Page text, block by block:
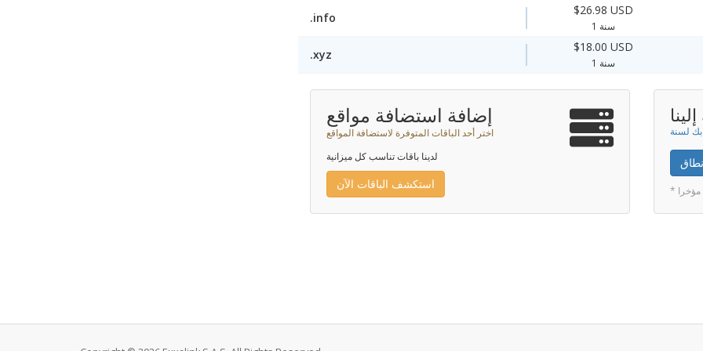
.info
$26.98 USD
1 سنة
.xyz
$18.00 USD
1 سنة
إضافة استضافة مواقع
اختر أحد الباقات المتوفرة لاستضافة المواقع
لدينا باقات تناسب كل ميزانية
استكشف الباقات الآن